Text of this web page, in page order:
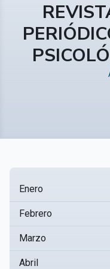
Enero
Febrero
Marzo
Abril